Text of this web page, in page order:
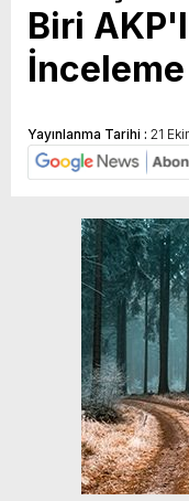
Biri
İnceleme
Yayınlanma Tarihi : 21